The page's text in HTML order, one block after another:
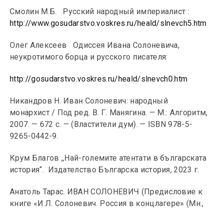
Смолин М.Б. Русский народный империалист :
http://www.gosudarstvo.voskres.ru/heald/slnevch5.htm
Олег Алексеев Одиссея Ивана Солоневича,
неукротимого борца и русского писателя:
http://gosudarstvo.voskres.ru/heald/slnevch0.htm
Никандров Н. Иван Солоневич: народный
монархист / Под ред. В. Г. Манягина. — М.: Алгоритм,
2007. — 672 с. — (Властители дум). — ISBN 978-5-
9265-0442-9.
Крум Благов ,,Най-големите атентати в българската
история“. Издателство Българска история, 2023 г.
Анатоль Тарас. ИВАН СОЛОНЕВИЧ (Предисловие к
книге «И.Л. Солоневич. Россия в концлагере» (Мн.,